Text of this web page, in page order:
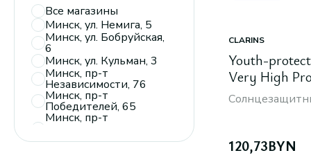
Все магазины
Минск, ул. Немига, 5
Минск, ул. Бобруйская,
6
Минск, ул. Кульман, 3
Минск, пр-т
Независимости, 76
Минск, пр-т
Победителей, 65
Минск, пр-т
пав. 110
CLARINS
Youth-
Very High
50 мл
120,73BYN